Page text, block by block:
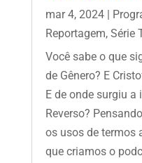
mar 4, 2024|
Reportagem, Série
Você sabe o que
de Gênero? E
E de onde surgiu a
Reverso?
os usos de termos
que criamos o